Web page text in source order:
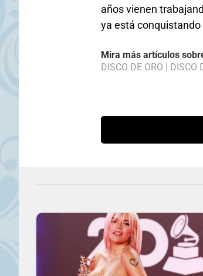
años vienen
ya está
Mira más artículos
DISCO DE ORO | DISCO